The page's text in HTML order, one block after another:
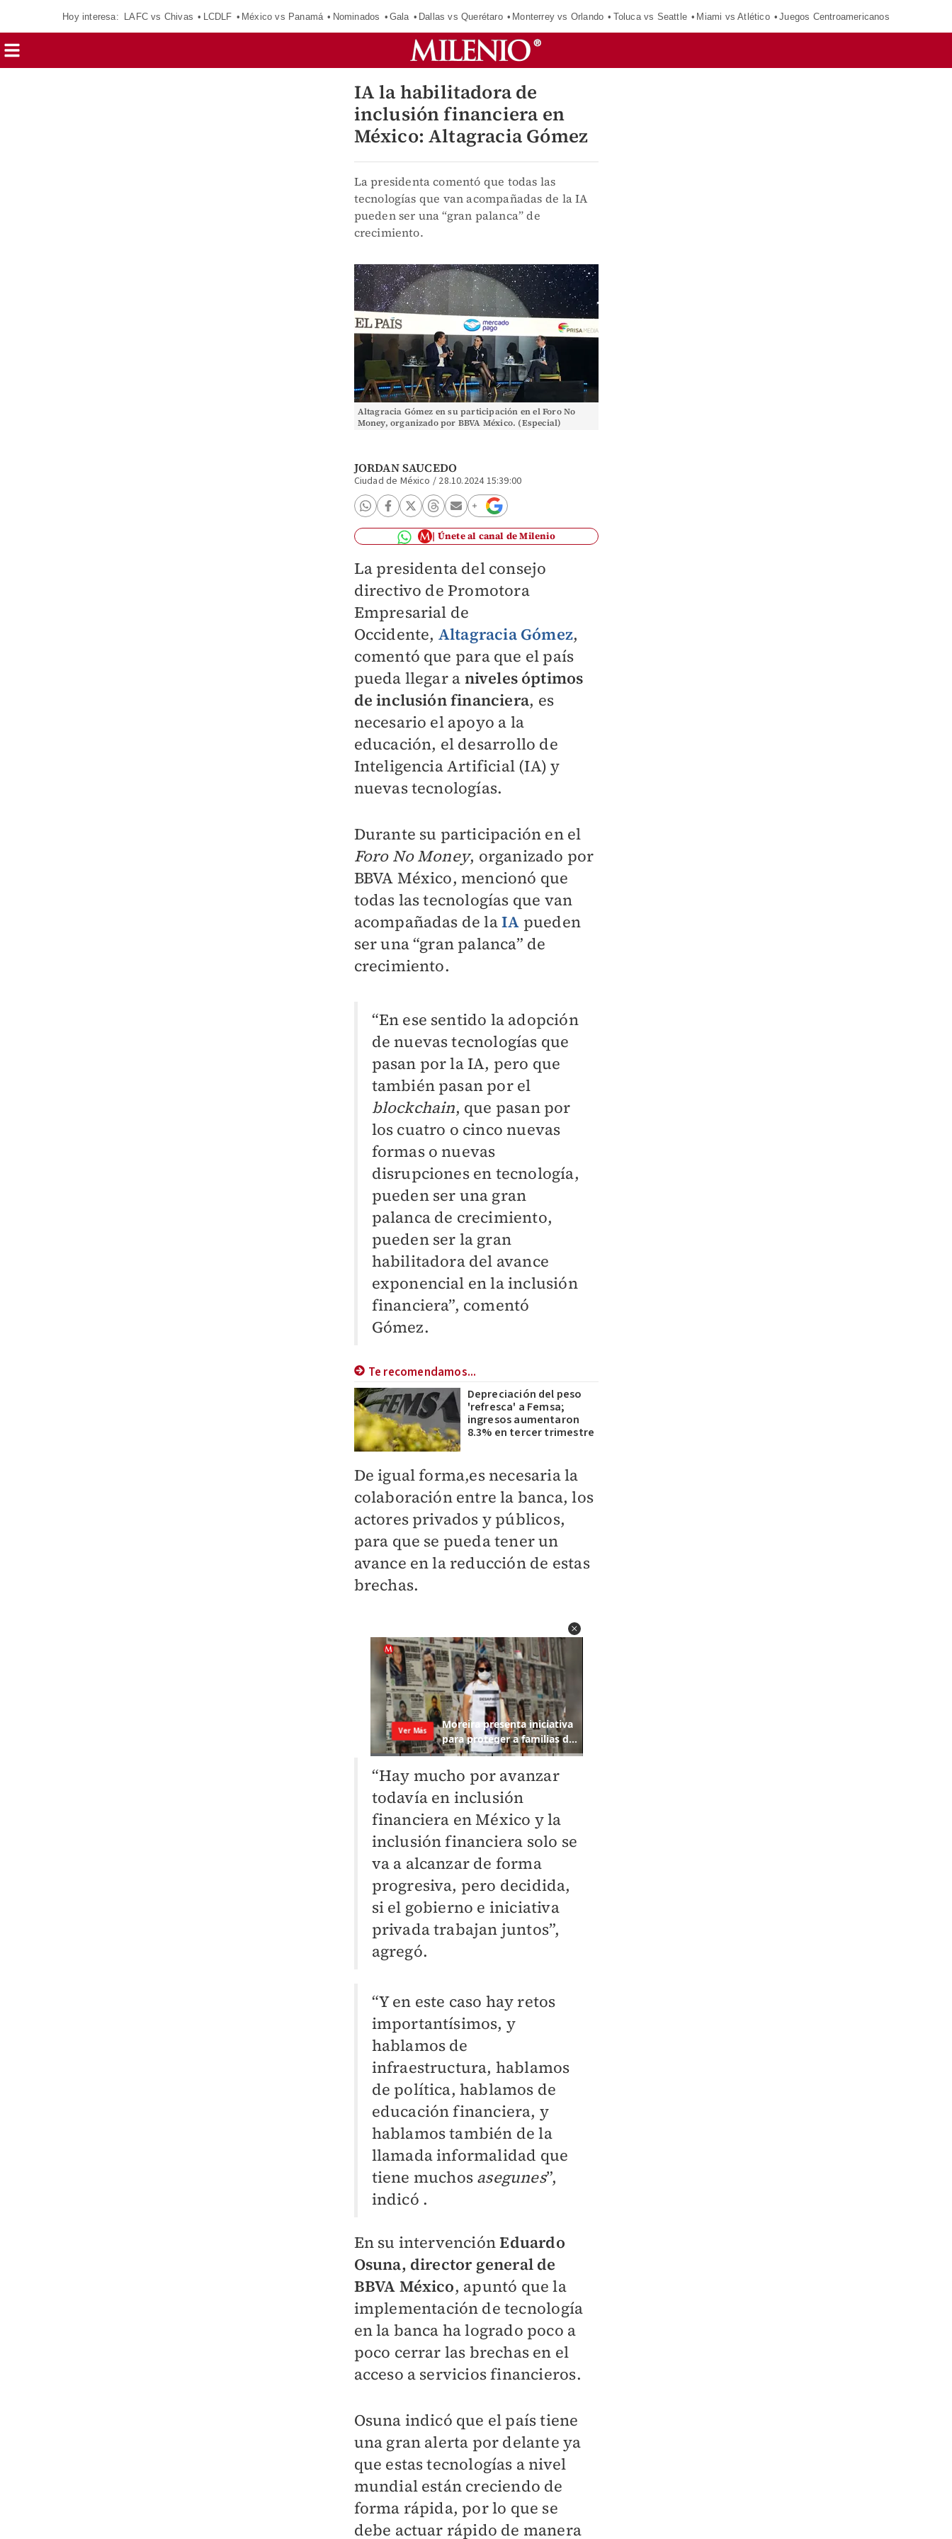
Hoy interesa: LAFC vs Chivas LCDLF México vs Panamá Nominados Gala Dallas vs Querétaro Monterrey vs Orlando Toluca vs Seattle Miami vs Atlético Juegos Centroamericanos
IA la habilitadora de
inclusión financiera en
México: Altagracia Gómez
La presidenta comentó que todas las
tecnologías que van acompañadas de la IA
pueden ser una “gran palanca” de
crecimiento.
Altagracia Gómez en su participación en el Foro No
Money, organizado por BBVA México. (Especial)
JORDAN SAUCEDO
Ciudad de México / 28.10.2024 15:39:00
Únete al canal de Milenio
La presidenta del consejo
directivo de Promotora
Empresarial de
Occidente, Altagracia Gómez,
comentó que para que el país
pueda llegar a niveles óptimos
de inclusión financiera, es
necesario el apoyo a la
educación, el desarrollo de
Inteligencia Artificial (IA) y
nuevas tecnologías.
Durante su participación en el
Foro No Money, organizado por
BBVA México, mencionó que
todas las tecnologías que van
acompañadas de laIA pueden
ser una “gran palanca” de
crecimiento.
“En ese sentido la adopción
de nuevas tecnologías que
pasan por la IA, pero que
también pasan por el
blockchain, que pasan por
los cuatro o cinco nuevas
formas o nuevas
disrupciones en tecnología,
pueden ser una gran
palanca de crecimiento,
pueden ser la gran
habilitadora del avance
exponencial en la inclusión
financiera”, comentó
Gómez.
Te recomendamos...
Depreciación del peso
'refresca' a Femsa;
ingresos aumentaron
8.3% en tercer trimestre
De igual forma,es necesaria la
colaboración entre la banca, los
actores privados y públicos,
para que se pueda tener un
avance en la reducción de estas
brechas.
“Hay mucho por avanzar
todavía en inclusión
financiera en México y la
inclusión financiera solo se
va a alcanzar de forma
progresiva, pero decidida,
si el gobierno e iniciativa
privada trabajan juntos”,
agregó.
“Y en este caso hay retos
importantísimos, y
hablamos de
infraestructura, hablamos
de política, hablamos de
educación financiera, y
hablamos también de la
llamada informalidad que
tiene muchos asegunes”,
indicó .
En su intervenciónEduardo
Osuna, director general de
BBVA México, apuntó que la
implementación de tecnología
en la banca ha logrado poco a
poco cerrar las brechas en el
acceso a servicios financieros.
Osuna indicó que el país tiene
una gran alerta por delante ya
que estas tecnologías a nivel
mundial están creciendo de
forma rápida, por lo que se
debe actuar rápido de manera